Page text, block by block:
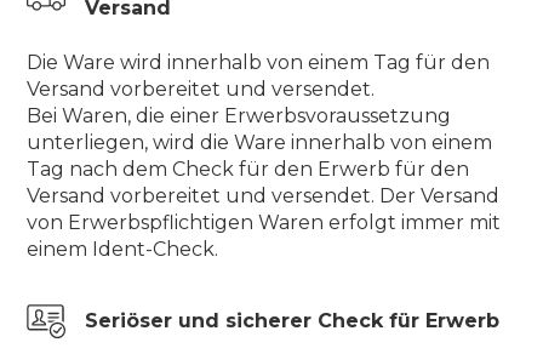
Versand
Die Ware wird innerhalb von einem Tag für den
Versand vorbereitet und versendet.
Bei Waren, die einer Erwerbsvoraussetzung
unterliegen, wird die Ware innerhalb von einem
Tag nach dem Check für den Erwerb für den
Versand vorbereitet und versendet. Der Versand
von Erwerbspflichtigen Waren erfolgt immer mit
einem Ident-Check.
Seriöser und sicherer Check für Erwerb